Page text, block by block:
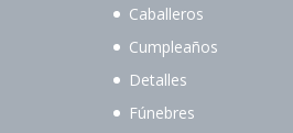
Caballeros
Cumpleaños
Detalles
Fúnebres